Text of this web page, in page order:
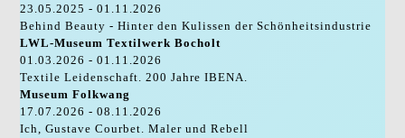
23.05.2025 - 01.11.2026
Behind Beauty - Hinter den Kulissen der Schönheitsindustrie
LWL-Museum Textilwerk Bocholt
01.03.2026 - 01.11.2026
Textile Leidenschaft. 200 Jahre IBENA.
Museum Folkwang
17.07.2026 - 08.11.2026
Ich, Gustave Courbet. Maler und Rebell